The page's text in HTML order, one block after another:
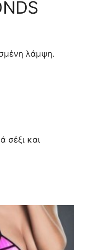
λάμψη.
σέξι και